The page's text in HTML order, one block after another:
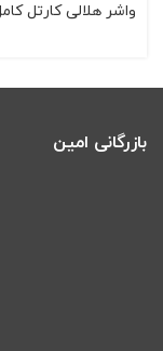
واشر هلالی كارتل
بازرگانی امین